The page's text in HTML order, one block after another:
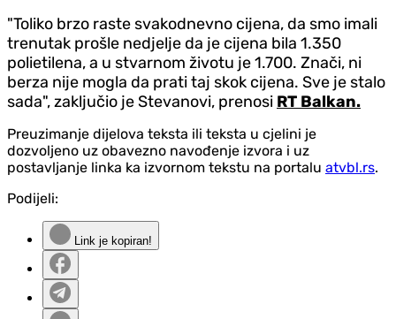
"Toliko brzo raste svakodnevno cijena, da smo imali
trenutak prošle nedjelje da je cijena bila 1.350
polietilena, a u stvarnom životu je 1.700. Znači, ni
berza nije mogla da prati taj skok cijena. Sve je stalo
sada", zaključio je Stevanovi, prenosi RT Balkan.
Preuzimanje dijelova teksta ili teksta u cjelini je
dozvoljeno uz obavezno navođenje izvora i uz
postavljanje linka ka izvornom tekstu na portalu atvbl.rs.
Podijeli:
Link je kopiran!